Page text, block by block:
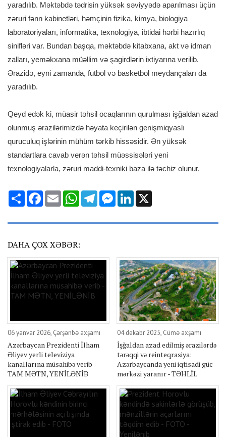
yaradılıb. Məktəbdə tədrisin yüksək səviyyədə aparılması üçün
zəruri fənn kabinetləri, həmçinin fizika, kimya, biologiya
laboratoriyaları, informatika, texnologiya, ibtidai hərbi hazırlıq
sinifləri var. Bundan başqa, məktəbdə kitabxana, akt və idman
zalları, yeməkxana müəllim və şagirdlərin ixtiyarına verilib.
Ərazidə, eyni zamanda, futbol və basketbol meydançaları da
yaradılıb.
Qeyd edək ki, müasir təhsil ocaqlarının qurulması işğaldan azad
olunmuş ərazilərimizdə həyata keçirilən genişmiqyaslı
quruculuq işlərinin mühüm tərkib hissəsidir. Ən yüksək
standartlara cavab verən təhsil müəssisələri yeni
texnologiyalarla, zəruri maddi-texniki baza ilə təchiz olunur.
Share Facebook
Email WhatsAppTelegramMessenger
LinkedIn
DAHA ÇOX XƏBƏR:
06 yanvar 2026, Çərşənbə axşamı
Azərbaycan Prezidenti İlham
Əliyev yerli televiziya
kanallarına müsahibə verib -
TAM MƏTN, YENİLƏNİB
04 dekabr 2025, Cümə axşamı
İşğaldan azad edilmiş ərazilərdə
tərəqqi və reinteqrasiya:
Azərbaycanda yeni iqtisadi güc
mərkəzi yaranır - TƏHLİL